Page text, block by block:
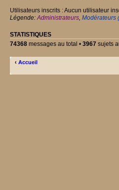
Utilisateurs inscrits : Aucun utilisateur
Légende:Administrateurs, Modérateurs
STATISTIQUES
74368 messages au total • 3967 sujets
‹ Accueil